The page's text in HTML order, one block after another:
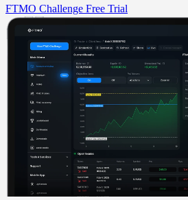
FTMO Challenge Free Trial